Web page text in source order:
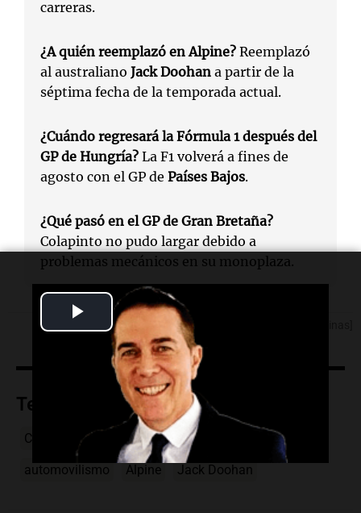
Play
Video
carreras.
¿A quién reemplazó en Alpine? Reemplazó
al australiano Jack Doohan a partir de la
séptima fecha de la temporada actual.
¿Cuándo regresará la Fórmula 1 después del
GP de Hungría? La F1 volverá a fines de
agosto con el GP de Países Bajos.
¿Qué pasó en el GP de Gran Bretaña?
Colapinto no pudo largar debido a
problemas mecánicos en su monoplaza.
Temas
Colapinto Fórmula 1 Gran Premio de Hungría
automovilismo Alpine Jack Doohan